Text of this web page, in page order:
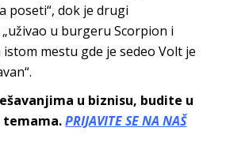
poseti“, dok je drugi
u burgeru Scorpion i
mestu gde je sedeo Volt je
u biznisu, budite u
temama.PRIJAVITE SE NA NAŠ